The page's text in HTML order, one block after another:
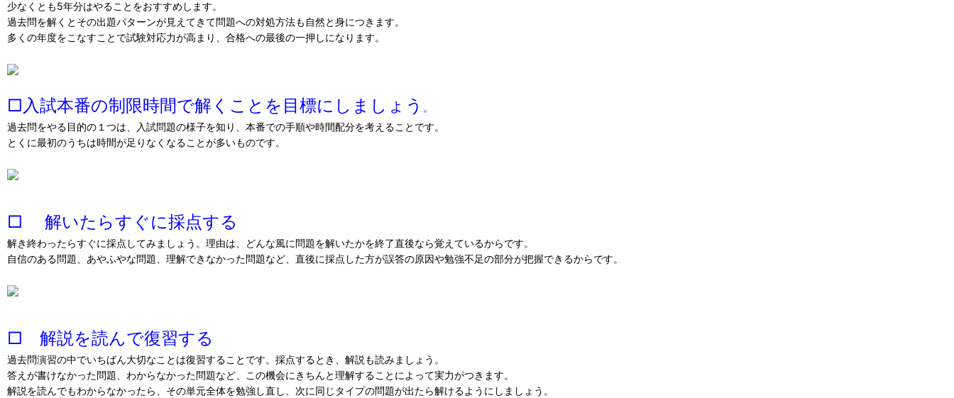
少なくとも5年分はやることをおすすめします。
過去問を解くとその出題パターンが見えてきて問題への対処方法も自然と身につきます。
多くの年度をこなすことで試験対応力が高まり、合格への最後の一押しになります。
□入試本番の制限時間で解くことを目標にしましょう 。
過去問をやる目的の１つは、入試問題の様子を知り、本番での手順や時間配分を考えることです。
とくに最初のうちは時間が足りなくなることが多いものです。
□ 解いたらすぐに採点する
解き終わったらすぐに採点してみましょう。理由は、どんな風に問題を解いたかを終了直後なら覚えているからです。
自信のある問題、あやふやな問題、理解できなかった問題など、直後に採点した方が誤答の原因や勉強不足の部分が把握できるからです。
□ 解説を読んで復習する
過去問演習の中でいちばん大切なことは復習することです。採点するとき、解説も読みましょう。
答えが書けなかった問題、わからなかった問題など、この機会にきちんと理解することによって実力がつきます。
解説を読んでもわからなかったら、その単元全体を勉強し直し、次に同じタイプの問題が出たら解けるようにしましょう。